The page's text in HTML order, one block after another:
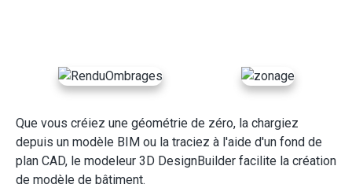
Que vous créiez une géométrie de zéro, la chargiez
depuis un modèle BIM ou la traciez à l'aide d'un fond de
plan CAD, le modeleur 3D DesignBuilder facilite la création
de modèle de bâtiment.